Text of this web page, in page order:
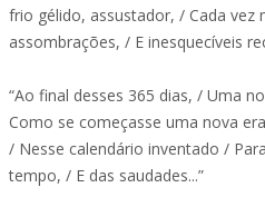
frio gélido, assustador, / Cada vez
assombrações, / E inesquecíveis
“Ao final desses 365 dias, / Uma
Como se começasse uma nova
/ Nesse calendário inventado /
tempo, / E das saudades...”